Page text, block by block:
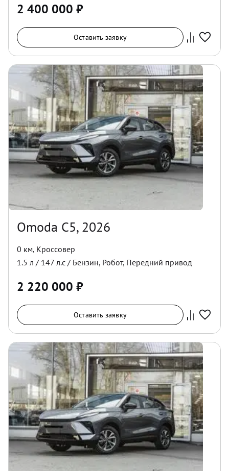
2 400 000 ₽
Оставить заявку
Omoda C5, 2026
0 км, Кроссовер
1.5 л / 147 л.с / Бензин, Робот, Передний привод
2 220 000 ₽
Оставить заявку